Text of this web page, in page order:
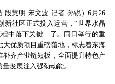
段慧明 宋文波 记者 孙锐）6月26
新社区正式投入运营，“世界水晶
中落下关键一子。同日举行的重
大优质项目重磅落地，标志着东海
齐产业链短板，全面提升特色产
发展注入强劲动能。